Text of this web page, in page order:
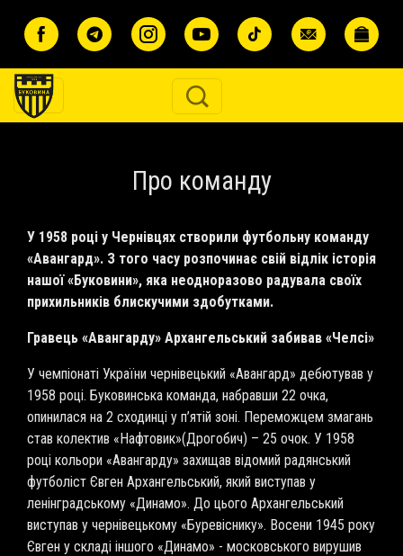
Про команду
У 1958 році у Чернівцях створили футбольну команду
«Авангард». З того часу розпочинає свій відлік історія
нашої «Буковини», яка неодноразово радувала своїх
прихильників блискучими здобутками.
Гравець «Авангарду» Архангельський забивав «Челсі»
У чемпіонаті України чернівецький «Авангард» дебютував у
1958 році. Буковинська команда, набравши 22 очка,
опинилася на 2 сходинці у п’ятій зоні. Переможцем змагань
став колектив «Нафтовик»(Дрогобич) – 25 очок. У 1958
році кольори «Авангарду» захищав відомий радянський
футболіст Євген Архангельський, який виступав у
ленінградському «Динамо». До цього Архангельський
виступав у чернівецькому «Буревіснику». Восени 1945 року
Євген у складі іншого «Динамо» - московського вирушив